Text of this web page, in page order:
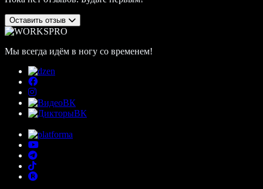
Оставить отзыв
Мы всегда идём в ногу со временем!